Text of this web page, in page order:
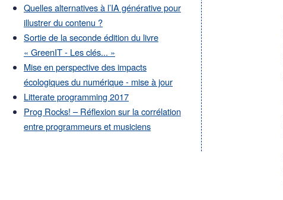
Quelles alternatives à l’IA générative pour
illustrer du contenu ?
Sortie de la seconde édition du livre
« GreenIT - Les clés... »
Mise en perspective des impacts
écologiques du numérique - mise à jour
Litterate programming 2017
Prog Rocks! – Réflexion sur la corrélation
entre programmeurs et musiciens